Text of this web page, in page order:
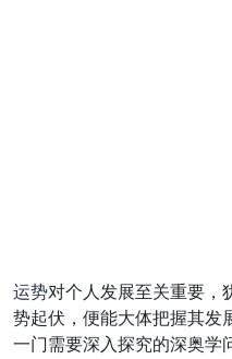
运势对个人发展至关重要，
势起伏，便能大体把握其发
一门需要深入探究的深奥学